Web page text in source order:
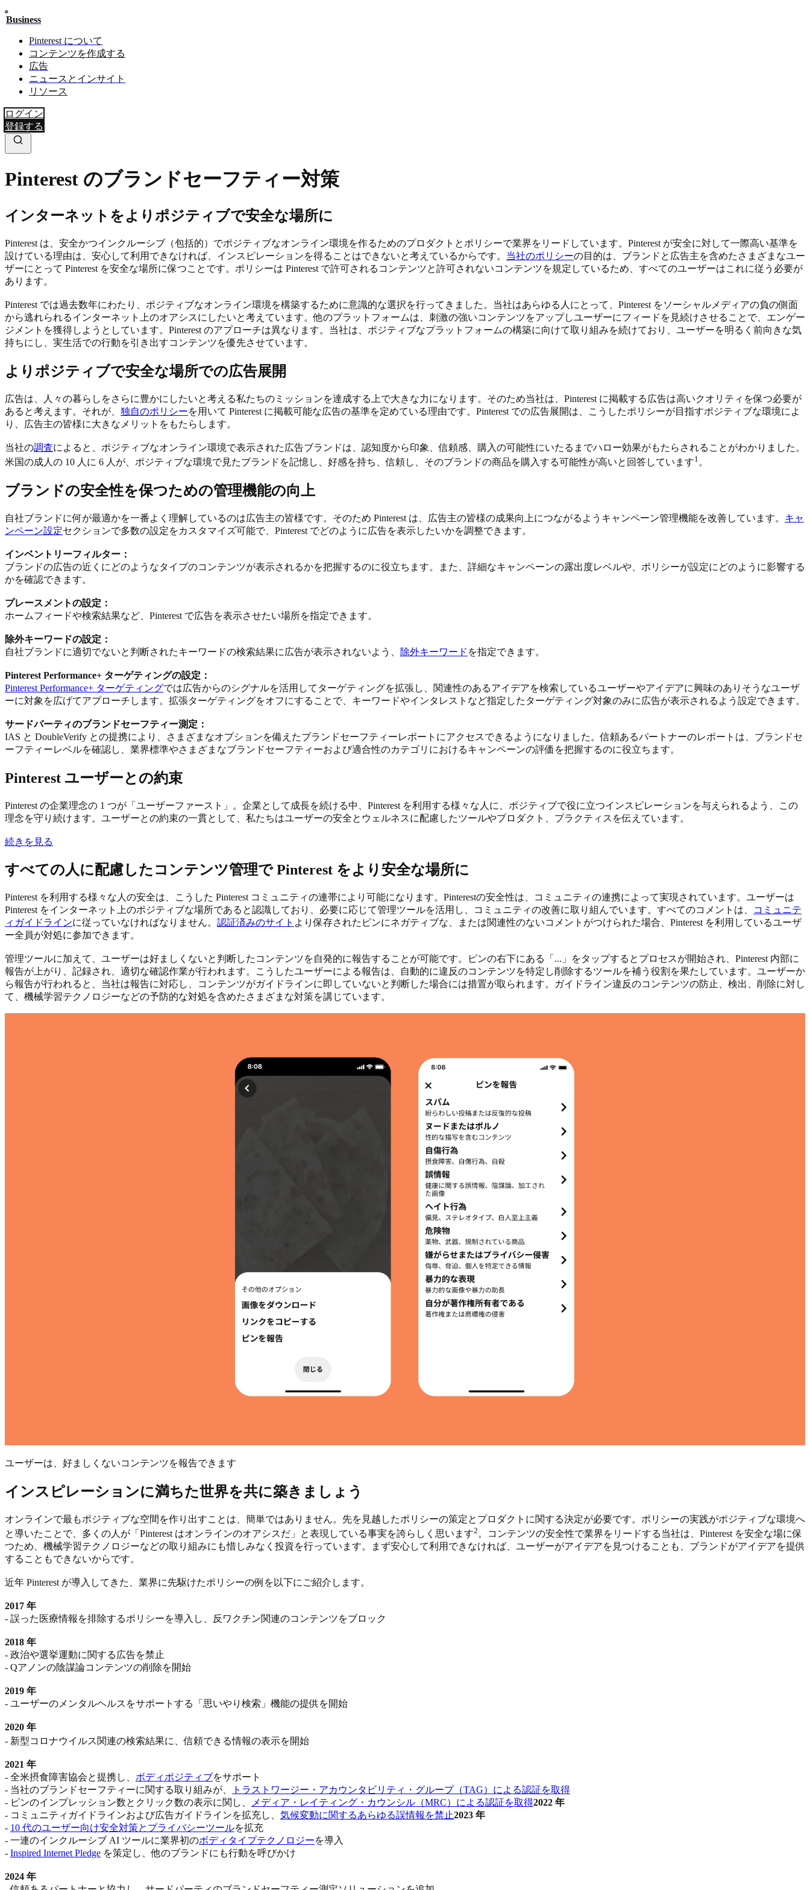
Business
Pinterest について
コンテンツを作成する
広告
ニュースとインサイト
リソース
ログイン
登録する
Pinterest のブランドセーフティー対策
インターネットをよりポジティブで安全な場所に
Pinterest は、安全かつインクルーシブ（包括的）でポジティブなオンライン環境を作るためのプロダクトとポリシーで業界をリードしています。Pinterest が安全に対して一際高い基準を
設けている理由は、安心して利用できなければ、インスピレーションを得ることはできないと考えているからです。 当社のポリシーの目的は、ブランドと広告主を含めたさまざまなユー
ザーにとって Pinterest を安全な場所に保つことです。ポリシーは Pinterest で許可されるコンテンツと許可されないコンテンツを規定しているため、すべてのユーザーはこれに従う必要が
あります。
Pinterest では過去数年にわたり、ポジティブなオンライン環境を構築するために意識的な選択を行ってきました。当社はあらゆる人にとって、Pinterest をソーシャルメディアの負の側面
から逃れられるインターネット上のオアシスにしたいと考えています。他のプラットフォームは、刺激の強いコンテンツをアップしユーザーにフィードを見続けさせることで、エンゲー
ジメントを獲得しようとしています。Pinterest のアプローチは異なります。当社は、ポジティブなプラットフォームの構築に向けて取り組みを続けており、ユーザーを明るく前向きな気
持ちにし、実生活での行動を引き出すコンテンツを優先させています。
よりポジティブで安全な場所での広告展開
広告は、人々の暮らしをさらに豊かにしたいと考える私たちのミッションを達成する上で大きな力になります。そのため当社は、Pinterest に掲載する広告は高いクオリティを保つ必要が
あると考えます。それが、 独自のポリシーを用いて Pinterest に掲載可能な広告の基準を定めている理由です。Pinterest での広告展開は、こうしたポリシーが目指すポジティブな環境によ
り、広告主の皆様に大きなメリットをもたらします。
当社の調査によると、ポジティブなオンライン環境で表示された広告ブランドは、認知度から印象、信頼感、購入の可能性にいたるまでハロー効果がもたらされることがわかりました。
米国の成人の 10 人に 6 人が、ポジティブな環境で見たブランドを記憶し、好感を持ち、信頼し、そのブランドの商品を購入する可能性が高いと回答しています1 。
ブランドの安全性を保つための管理機能の向上
自社ブランドに何が最適かを一番よく理解しているのは広告主の皆様です。そのため Pinterest は、広告主の皆様の成果向上につながるようキャンペーン管理機能を改善しています。 キャ
ンペーン設定セクションで多数の設定をカスタマイズ可能で、Pinterest でどのように広告を表示したいかを調整できます。
インベントリーフィルター：
ブランドの広告の近くにどのようなタイプのコンテンツが表示されるかを把握するのに役立ちます。また、詳細なキャンペーンの露出度レベルや、ポリシーが設定にどのように影響する
かを確認できます。
プレースメントの設定：
ホームフィードや検索結果など、Pinterest で広告を表示させたい場所を指定できます。
除外キーワードの設定：
自社ブランドに適切でないと判断されたキーワードの検索結果に広告が表示されないよう、
除外キーワード を指定できます。
Pinterest Performance+ ターゲティングの設定：
Pinterest Performance+ ターゲティングでは広告からのシグナルを活用してターゲティングを拡張し、関連性のあるアイデアを検索しているユーザーやアイデアに興味のありそうなユーザ
ーに対象を広げてアプローチします。拡張ターゲティングをオフにすることで、キーワードやインタレストなど指定したターゲティング対象のみに広告が表示されるよう設定できます。
サードパーティのブランドセーフティー測定：
IAS と DoubleVerify との提携により、さまざまなオプションを備えたブランドセーフティーレポートにアクセスできるようになりました。信頼あるパートナーのレポートは、ブランドセ
ーフティーレベルを確認し、業界標準やさまざまなブランドセーフティーおよび適合性のカテゴリにおけるキャンペーンの評価を把握するのに役立ちます。
Pinterest ユーザーとの約束
Pinterest の企業理念の 1 つが「ユーザーファースト」。企業として成長を続ける中、Pinterest を利用する様々な人に、ポジティブで役に立つインスピレーションを与えられるよう、この
理念を守り続けます。ユーザーとの約束の一貫として、私たちはユーザーの安全とウェルネスに配慮したツールやプロダクト、プラクティスを伝えています。
続きを見る
すべての人に配慮したコンテンツ管理で Pinterest をより安全な場所に
Pinterest を利用する様々な人の安全は、こうした Pinterest コミュニティの連帯により可能になります。Pinterestの安全性は、コミュニティの連携によって実現されています。ユーザーは
Pinterest をインターネット上のポジティブな場所であると認識しており、必要に応じて管理ツールを活用し、コミュニティの改善に取り組んでいます。すべてのコメントは、
コミュニテ
ィガイドラインに従っていなければなりません。 認証済みのサイト より保存されたピンにネガティブな、または関連性のないコメントがつけられた場合、Pinterest を利用しているユーザ
ー全員が対処に参加できます。
管理ツールに加えて、ユーザーは好ましくないと判断したコンテンツを自発的に報告することが可能です。ピンの右下にある「...」をタップするとプロセスが開始され、Pinterest 内部に
報告が上がり、記録され、適切な確認作業が行われます。こうしたユーザーによる報告は、自動的に違反のコンテンツを特定し削除するツールを補う役割を果たしています。ユーザーか
ら報告が行われると、当社は報告に対応し、コンテンツがガイドラインに即していないと判断した場合には措置が取られます。ガイドライン違反のコンテンツの防止、検出、削除に対し
て、機械学習テクノロジーなどの予防的な対処を含めたさまざまな対策を講じています。
ユーザーは、好ましくないコンテンツを報告できます
インスピレーションに満ちた世界を共に築きましょう
オンラインで最もポジティブな空間を作り出すことは、簡単ではありません。先を見越したポリシーの策定とプロダクトに関する決定が必要です。ポリシーの実践がポジティブな環境へ
と導いたことで、 多くの人が「Pinterest はオンラインのオアシスだ」と表現している事実を誇らしく思います2 。コンテンツの安全性で業界をリードする当社は、Pinterest を安全な場に保
つため、機械学習テクノロジーなどの取り組みにも惜しみなく投資を行っています。まず安心して利用できなければ、ユーザーがアイデアを見つけることも、ブランドがアイデアを提供
することもできないからです。
近年 Pinterest が導入してきた、業界に先駆けたポリシーの例を以下にご紹介します。
2017 年
- 誤った医療情報を排除するポリシーを導入し、反ワクチン関連のコンテンツをブロック
2018 年
- 政治や選挙運動に関する広告を禁止
- Qアノンの陰謀論コンテンツの削除を開始
2019 年
- ユーザーのメンタルヘルスをサポートする「思いやり検索」機能の提供を開始
2020 年
- 新型コロナウイルス関連の検索結果に、信頼できる情報の表示を開始
2021 年
- 全米摂食障害協会と提携し、 ボディポジティブをサポート
- 当社のブランドセーフティーに関する取り組みが、
トラストワージー・アカウンタビリティ・グループ（TAG）による認証を取得
- ピンのインプレッション数とクリック数の表示に関し、
メディア・レイティング・カウンシル（MRC）による認証を取得2022 年
- コミュニティガイドラインおよび広告ガイドラインを拡充し、 気候変動に関するあらゆる誤情報を禁止2023 年
- 10 代のユーザー向け安全対策とプライバシーツールを拡充
- 一連のインクルーシブ AI ツールに業界初のボディタイプテクノロジーを導入
- Inspired Internet Pledge を策定し、他のブランドにも行動を呼びかけ
2024 年